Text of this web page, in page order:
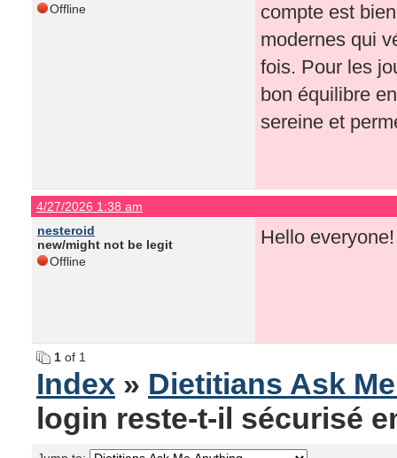
Offline
compte est
modernes qui
fois. Pour les
bon équilibre
sereine et
4/27/2026 1:38 am
nesteroid
new/might not be legit
Offline
Hello everyone!
1 of 1
Index » Dietitians Ask
login reste-t-il sécurisé